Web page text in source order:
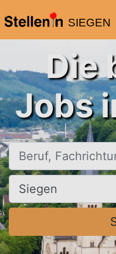
SIEGEN
Die
Jobs
Beruf, Fachrichtung,
Ort, Stadt